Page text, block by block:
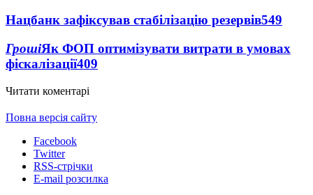
Нацбанк зафіксував стабілізацію резервів549
ГрошіЯк ФОП оптимізувати витрати в умовах
фіскалізації409
Читати коментарі
Повна версія сайту
Facebook
Twitter
RSS-стрічки
E-mail розсилка